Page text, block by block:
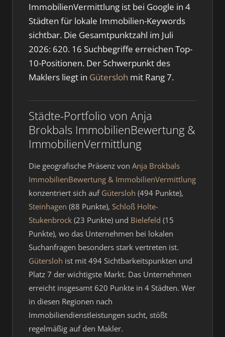
ImmobilienVermittlung ist bei Google in 4
Städten für lokale Immobilien-Keywords
sichtbar. Die Gesamtpunktzahl im Juli
2026: 620. 16 Suchbegriffe erreichen Top-
10-Positionen. Der Schwerpunkt des
Maklers liegt in Gütersloh mit Rang 7.
Städte-Portfolio von Anja
Brokbals ImmobilienBewertung &
ImmobilienVermittlung
Die geografische Präsenz von Anja Brokbals
ImmobilienBewertung & ImmobilienVermittlung
konzentriert sich auf Gütersloh (494 Punkte),
Steinhagen (88 Punkte), Schloß Holte-
Stukenbrock (23 Punkte) und Bielefeld (15
Punkte), wo das Unternehmen bei lokalen
Suchanfragen besonders stark vertreten ist.
Gütersloh ist mit 494 Sichtbarkeitspunkten und
Platz 7 der wichtigste Markt. Das Unternehmen
erreicht insgesamt 620 Punkte in 4 Städten. Wer
in diesen Regionen nach
Immobiliendienstleistungen sucht, stößt
regelmäßig auf den Makler.